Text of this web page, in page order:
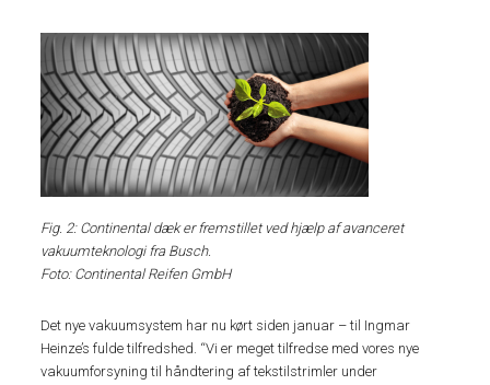
Fig. 2: Continental dæk er fremstillet ved hjælp af avanceret
vakuumteknologi fra Busch.
Foto: Continental Reifen GmbH
Det nye vakuumsystem har nu kørt siden januar – til Ingmar
Heinze’s fulde tilfredshed. “Vi er meget tilfredse med vores nye
vakuumforsyning til håndtering af tekstilstrimler under